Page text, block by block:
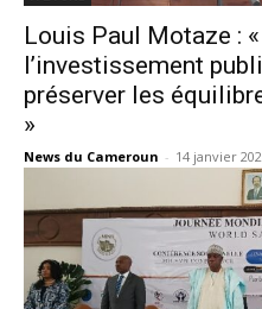
Louis Paul Motaze :
l’investissement
préserver les
»
News du Cameroun - 14 janvier